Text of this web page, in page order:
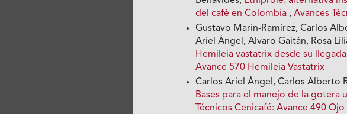
del café en Colombia ,Avances
Gustavo Marín-Ramírez, Carlos
Ariel Ángel, Alvaro Gaitán, Rosa
Hemileia vastatrix desde su
Avance 570 Hemileia Vastatrix
Carlos Ariel Ángel, Carlos Alberto
Bases para el manejo de la
Técnicos Cenicafé: Avance 490